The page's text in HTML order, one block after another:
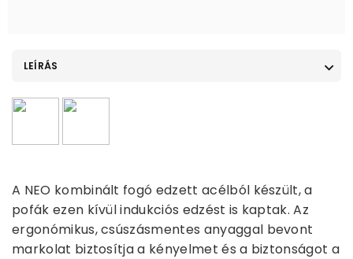
LEÍRÁS
A NEO kombinált fogó edzett acélból készült, a
pofák ezen kívül indukciós edzést is kaptak. Az
ergonómikus, csúszásmentes anyaggal bevont
markolat biztosítja a kényelmet és a biztonságot a